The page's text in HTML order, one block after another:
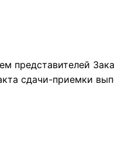
представителей
сдачи-приемки